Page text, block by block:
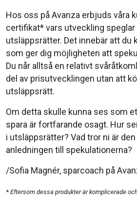
Hos oss på Avanza erbjuds våra
certifikat* vars utveckling speglar
utsläppsrätter. Det innebär att du
som ger dig möjligheten att
Du når alltså en relativt
del av prisutvecklingen utan att
utsläppsrätt.
Om detta skulle kunna ses som
spara är fortfarande osagt. Hur
i utsläppsrätter? Vad tror ni är
anledningen till spekulationerna?
/Sofia Magnér, sparcoach på
* Eftersom dessa produkter är komplicerade